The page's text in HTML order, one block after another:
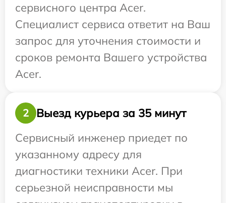
сервисного центра Acer.
Специалист сервиса ответит на Ваш
запрос для уточнения стоимости и
сроков ремонта Вашего устройства
Acer.
2
Выезд курьера за 35 минут
Сервисный инженер приедет по
указанному адресу для
диагностики техники Acer. При
серьезной неисправности мы